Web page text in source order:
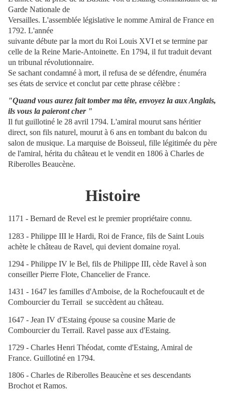
Garde Nationale de
Versailles. L'assemblée législative le nomme Amiral de France en
1792. L'année
suivante débute par la mort du Roi Louis XVI et se termine par
celle de la Reine Marie-Antoinette. En 1794, il fut traduit devant
un tribunal révolutionnaire.
Se sachant condamné à mort, il refusa de se défendre, énuméra
ses états de service et conclut par cette phrase célèbre :
"Quand vous aurez fait tomber ma tête, envoyez la aux Anglais,
ils vous la paieront cher "
Il fut guillotiné le 28 avril 1794. L'amiral mourut sans héritier
direct, son fils naturel, mourut à 6 ans en tombant du balcon du
salon de musique. La marquise de Boisseul, fille légitimée du père
de l'amiral, hérita du château et le vendit en 1806 à Charles de
Riberolles Beaucène.
Histoire
1171 - Bernard de Revel est le premier propriétaire connu.
1283 - Philippe III le Hardi, Roi de France, fils de Saint Louis
achète le château de Ravel, qui devient domaine royal.
1294 - Philippe IV le Bel, fils de Philippe III, cède Ravel à son
conseiller Pierre Flote, Chancelier de France.
1431 - 1647 les familles d'Amboise, de la Rochefoucault et de
Combourcier du Terrail se succèdent au château.
1647 - Jean IV d'Estaing épouse sa cousine Marie de
Combourcier du Terrail. Ravel passe aux d'Estaing.
1729 - Charles Henri Théodat, comte d'Estaing, Amiral de
France. Guillotiné en 1794.
1806 - Charles de Riberolles Beaucène et ses descendants
Brochot et Ramos.